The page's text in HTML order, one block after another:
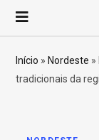
Início » Nordeste »
tradicionais da